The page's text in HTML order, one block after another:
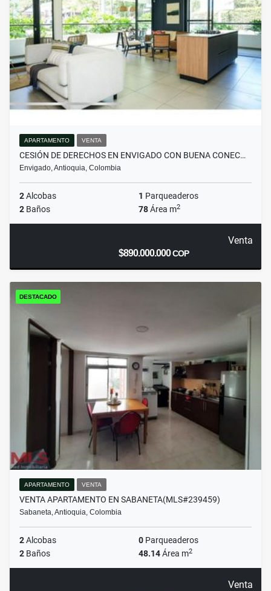
APARTAMENTO VENTA
CESIÓN DE DERECHOS EN ENVIGADO CON BUENA CONEC…
Envigado, Antioquia, Colombia
2Alcobas 1 Parqueaderos
2 Baños 78Área m2
Venta
$890.000.000COP
DESTACADO
APARTAMENTO VENTA
VENTA APARTAMENTO EN SABANETA(MLS#239459)
Sabaneta, Antioquia, Colombia
2Alcobas 0 Parqueaderos
2 Baños 48.14Área m2
Venta